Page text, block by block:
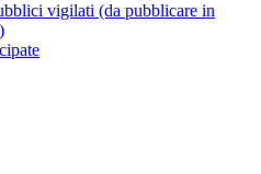
vigilati (da pubblicare in